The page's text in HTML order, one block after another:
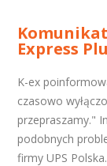
Komunikat
Express
K-ex
czasowo
przepraszamy."
podobnych
firmy UPS